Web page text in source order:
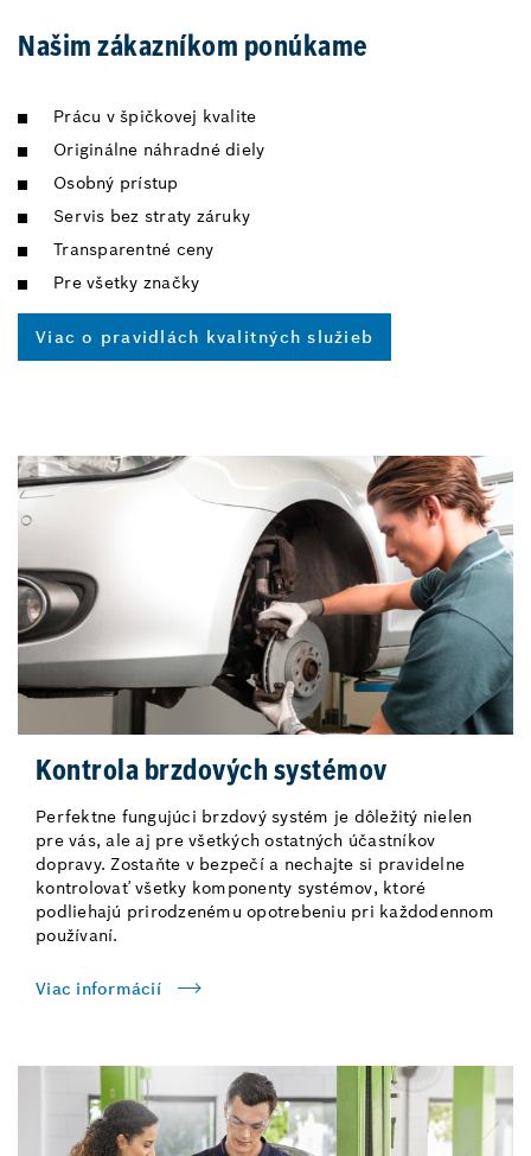
Našim zákazníkom ponúkame
Prácu v špičkovej kvalite
Originálne náhradné diely
Osobný prístup
Servis bez straty záruky
Transparentné ceny
Pre všetky značky
Viac o pravidlách kvalitných služieb
Kontrola brzdových systémov
Perfektne fungujúci brzdový systém je dôležitý nielen
pre vás, ale aj pre všetkých ostatných účastníkov
dopravy. Zostaňte v bezpečí a nechajte si pravidelne
kontrolovať všetky komponenty systémov, ktoré
podliehajú prirodzenému opotrebeniu pri každodennom
používaní.
Viac informácií